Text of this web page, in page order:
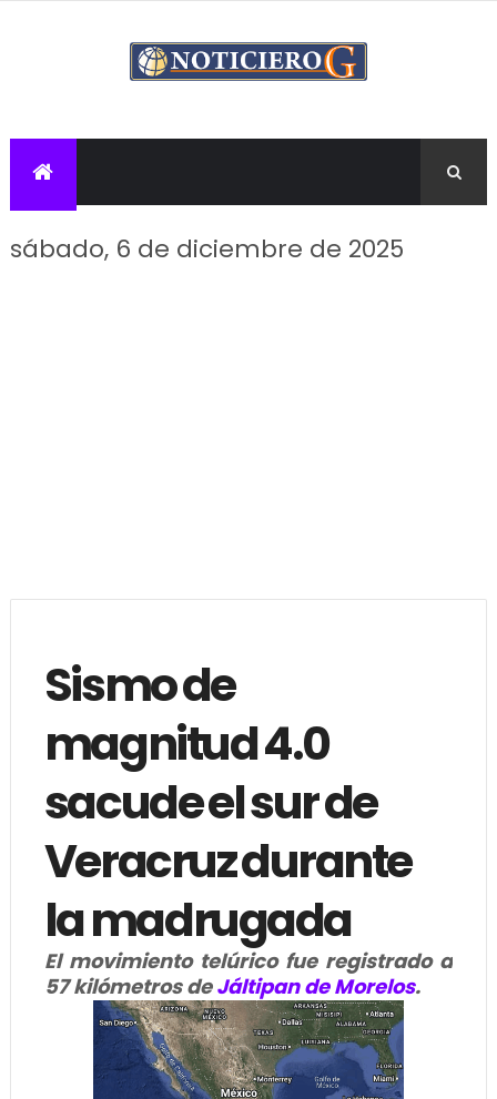
sábado, 6 de diciembre de 2025
Sismo de
magnitud 4.0
sacude el sur de
Veracruz durante
la madrugada
El movimiento telúrico fue registrado a
57 kilómetros deJáltipan de Morelos.